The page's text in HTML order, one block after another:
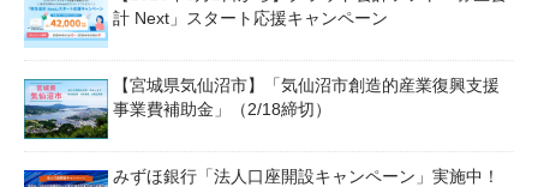
計 Next」スタート応援キャンペーン
【宮城県気仙沼市】「気仙沼市創造的産業復興支援
事業費補助金」（2/18締切）
みずほ銀行「法人口座開設キャンペーン」実施中！